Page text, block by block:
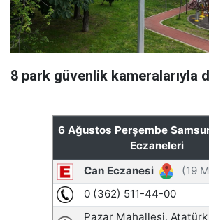
8 park güvenlik kameralarıyla